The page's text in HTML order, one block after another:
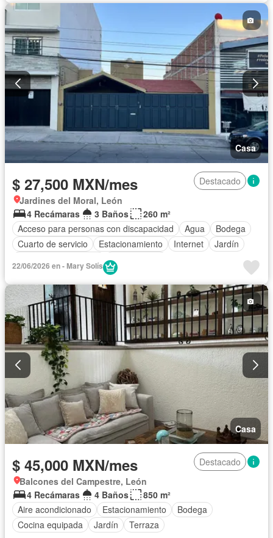
Casa
$ 27,500 MXN/mes
Destacado
Jardines del Moral, León
4 Recámaras
3 Baños
260 m²
Acceso para personas con discapacidad
Agua
Bodega
Cuarto de servicio
Estacionamiento Internet
Jardín
Sin amueblar
22/06/2026 en - Mary Solís
Casa
$ 45,000 MXN/mes
Destacado
Balcones del Campestre, León
4 Recámaras
4 Baños
850 m²
Aire acondicionado
Estacionamiento
Bodega
Cocina equipada
Jardín Terraza